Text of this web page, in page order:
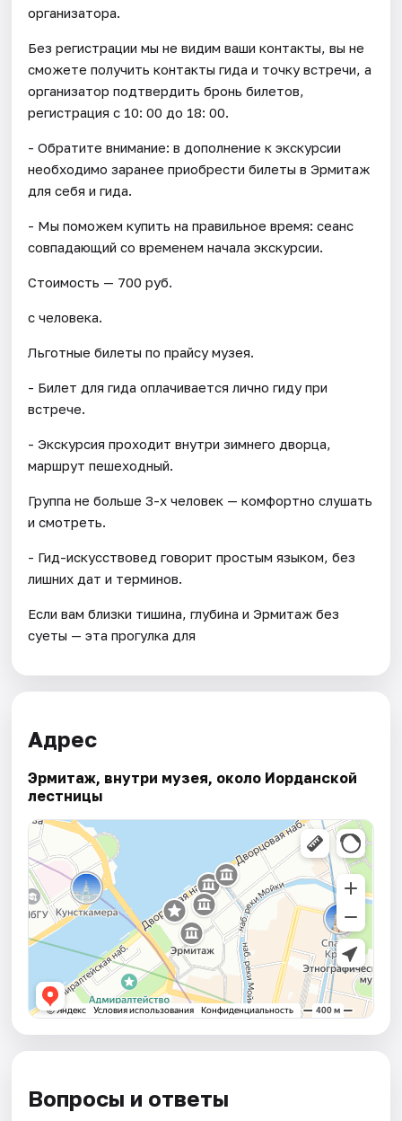
организатора.
Без регистрации мы не видим ваши контакты, вы не
сможете получить контакты гида и точку встречи, а
организатор подтвердить бронь билетов,
регистрация с 10: 00 до 18: 00.
- Обратите внимание: в дополнение к экскурсии
необходимо заранее приобрести билеты в Эрмитаж
для себя и гида.
- Мы поможем купить на правильное время: сеанс
совпадающий со временем начала экскурсии.
Стоимость — 700 руб.
с человека.
Льготные билеты по прайсу музея.
- Билет для гида оплачивается лично гиду при
встрече.
- Экскурсия проходит внутри зимнего дворца,
маршрут пешеходный.
Группа не больше 3-х человек — комфортно слушать
и смотреть.
- Гид-искусствовед говорит простым языком, без
лишних дат и терминов.
Если вам близки тишина, глубина и Эрмитаж без
суеты — эта прогулка для
Адрес
Эрмитаж, внутри музея, около Иорданской
лестницы
Вопросы и ответы